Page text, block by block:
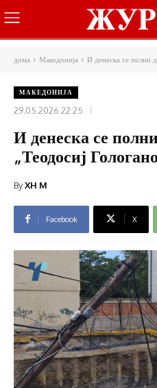
дома Македонија И денеска се полни
МАКЕДОНИЈА
29.05.2026 22:25
И денеска се
„Теодосиј
ByXH M
Facebook X